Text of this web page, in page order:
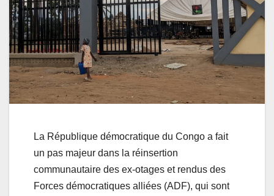
La République démocratique du Congo a fait
un pas majeur dans la réinsertion
communautaire des ex-otages et rendus des
Forces démocratiques alliées (ADF), qui sont